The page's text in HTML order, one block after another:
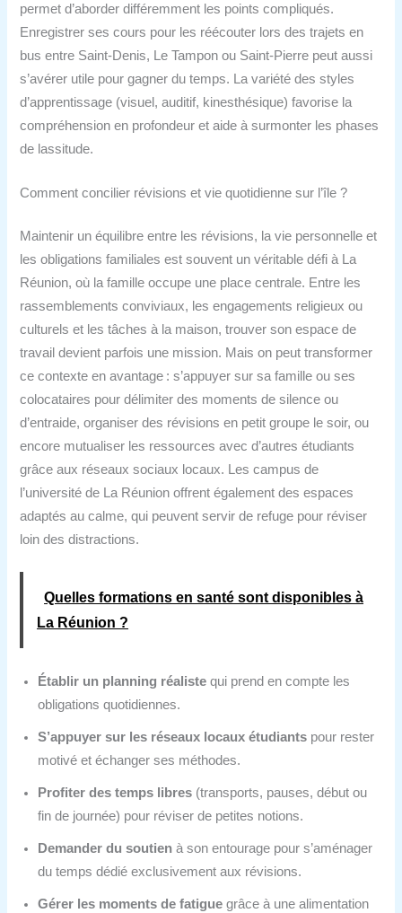
permet d’aborder différemment les points compliqués.
Enregistrer ses cours pour les réécouter lors des trajets en
bus entre Saint-Denis, Le Tampon ou Saint-Pierre peut aussi
s’avérer utile pour gagner du temps. La variété des styles
d’apprentissage (visuel, auditif, kinesthésique) favorise la
compréhension en profondeur et aide à surmonter les phases
de lassitude.
Comment concilier révisions et vie quotidienne sur l’île ?
Maintenir un équilibre entre les révisions, la vie personnelle et
les obligations familiales est souvent un véritable défi à La
Réunion, où la famille occupe une place centrale. Entre les
rassemblements conviviaux, les engagements religieux ou
culturels et les tâches à la maison, trouver son espace de
travail devient parfois une mission. Mais on peut transformer
ce contexte en avantage : s’appuyer sur sa famille ou ses
colocataires pour délimiter des moments de silence ou
d’entraide, organiser des révisions en petit groupe le soir, ou
encore mutualiser les ressources avec d’autres étudiants
grâce aux réseaux sociaux locaux. Les campus de
l’université de La Réunion offrent également des espaces
adaptés au calme, qui peuvent servir de refuge pour réviser
loin des distractions.
Quelles formations en santé sont disponibles à
La Réunion ?
Établir un planning réaliste qui prend en compte les
obligations quotidiennes.
S’appuyer sur les réseaux locaux étudiants pour rester
motivé et échanger ses méthodes.
Profiter des temps libres (transports, pauses, début ou
fin de journée) pour réviser de petites notions.
Demander du soutien à son entourage pour s’aménager
du temps dédié exclusivement aux révisions.
Gérer les moments de fatigue grâce à une alimentation